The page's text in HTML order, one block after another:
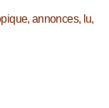
annonces, lu,